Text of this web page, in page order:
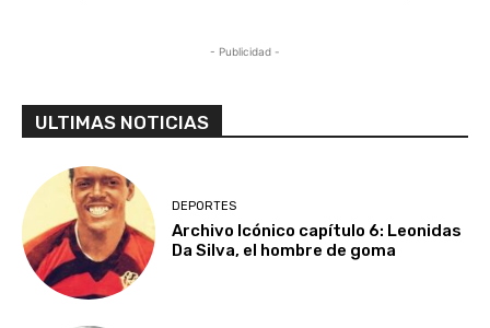
- Publicidad -
ULTIMAS NOTICIAS
DEPORTES
Archivo Icónico capítulo 6: Leonidas
Da Silva, el hombre de goma